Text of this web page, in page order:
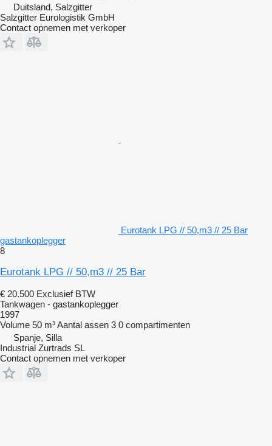
Duitsland, Salzgitter
Salzgitter Eurologistik GmbH
Contact opnemen met verkoper
Eurotank LPG // 50,m3 // 25 Bar
gastankoplegger
8
Eurotank LPG // 50,m3 // 25 Bar
€ 20.500 Exclusief BTW
Tankwagen - gastankoplegger
1997
Volume 50 m³Aantal assen 3 0 compartimenten
Spanje, Silla
Industrial Zurtrads SL
Contact opnemen met verkoper